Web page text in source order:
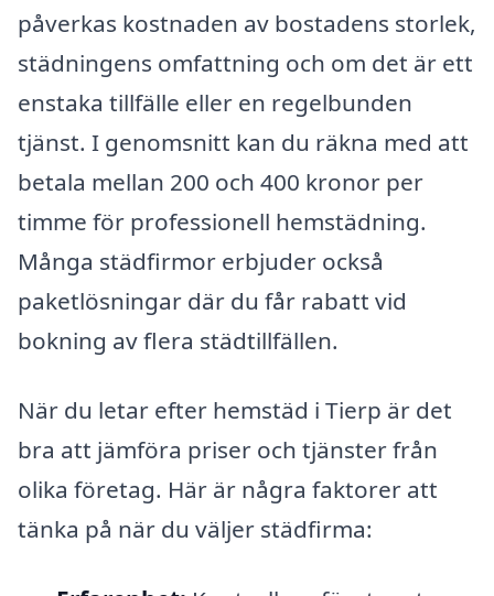
påverkas kostnaden av bostadens storlek,
städningens omfattning och om det är ett
enstaka tillfälle eller en regelbunden
tjänst. I genomsnitt kan du räkna med att
betala mellan 200 och 400 kronor per
timme för professionell hemstädning.
Många städfirmor erbjuder också
paketlösningar där du får rabatt vid
bokning av flera städtillfällen.
När du letar efter hemstäd i Tierp är det
bra att jämföra priser och tjänster från
olika företag. Här är några faktorer att
tänka på när du väljer städfirma: